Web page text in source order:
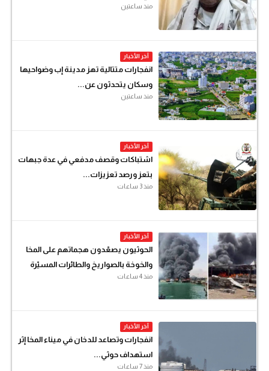
منذ ساعتين
آخر الأخبار
انفجارات متتالية تهز مدينة إب وضواحيها
وسكان يتحدثون عن...
منذ ساعتين
آخر الأخبار
اشتباكات وقصف مدفعي في عدة جبهات
بتعز ورصد تعزيزات...
منذ 3 ساعات
آخر الأخبار
الحوثيون يصعّدون هجماتهم على المخا
والخوخة بالصواريخ والطائرات المسيّرة
منذ 4 ساعات
آخر الأخبار
انفجارات وتصاعد للدخان في ميناء المخا إثر
استهداف حوثي...
منذ 7 ساعات